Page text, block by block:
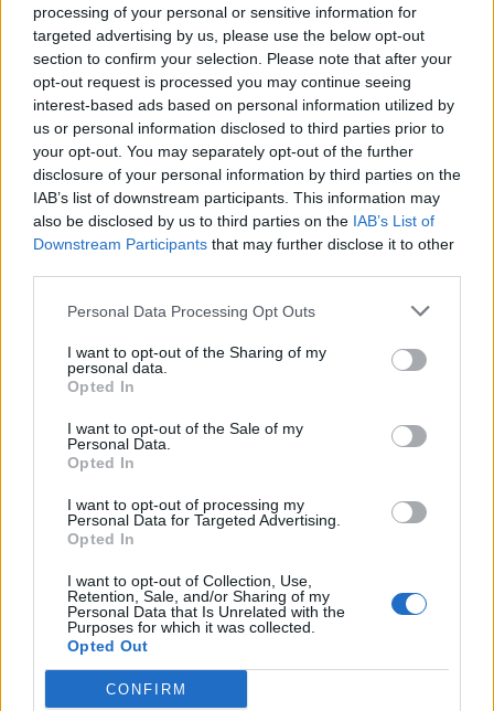
processing of your personal or sensitive information for
targeted advertising by us, please use the below opt-out
section to confirm your selection. Please note that after your
opt-out request is processed you may continue seeing
interest-based ads based on personal information utilized by
us or personal information disclosed to third parties prior to
your opt-out. You may separately opt-out of the further
disclosure of your personal information by third parties on the
IAB’s list of downstream participants. This information may
also be disclosed by us to third parties on the IAB’s List of
Downstream Participants that may further disclose it to other
Personal Data Processing Opt Outs
I want to opt-out of the Sharing of my
personal data.
Opted In
I want to opt-out of the Sale of my
Personal Data.
Opted In
I want to opt-out of processing my
Personal Data for Targeted Advertising.
Opted In
I want to opt-out of Collection, Use,
Retention, Sale, and/or Sharing of my
Personal Data that Is Unrelated with the
Purposes for which it was collected.
Opted Out
CONFIRM
raj12